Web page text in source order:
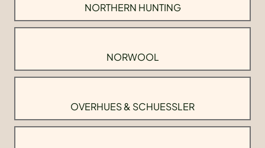
NORTHERN HUNTING
NORWOOL
OVERHUES & SCHUESSLER